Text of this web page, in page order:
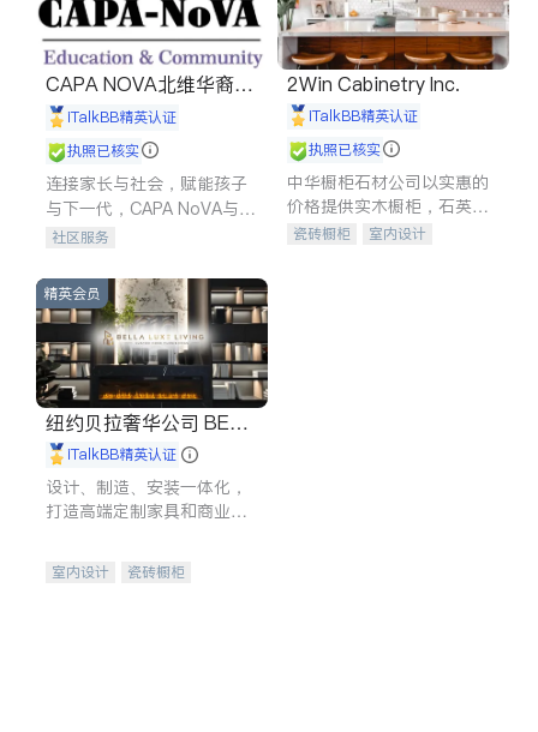
CAPA NOVA北维华裔家
长会iTalkBB精英认证
执照已核实
连接家长与社会，赋能孩子
与下一代，CAPA NoVA与您
携手建设包容、公平、充满
社区服务
2Win Cabinetry Inc.
iTalkBB精英认证
执照已核实
中华橱柜石材公司以实惠的
价格提供实木橱柜，石英石
台面，多种优质不锈钢水
瓷砖橱柜
室内设计
精英会员
纽约贝拉奢华公司 BELL
A LUXE
iTalkBB精英认证
设计、制造、安装一体化，
打造高端定制家具和商业空
室内设计
瓷砖橱柜